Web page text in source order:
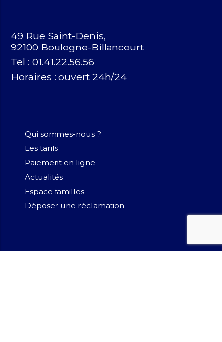
49 Rue Saint-Denis,
92100 Boulogne-Billancourt
Tel : 01.41.22.56.56
Horaires : ouvert 24h/24
Qui sommes-nous ?
Les tarifs
Paiement en ligne
Actualités
Espace familles
Déposer une réclamation